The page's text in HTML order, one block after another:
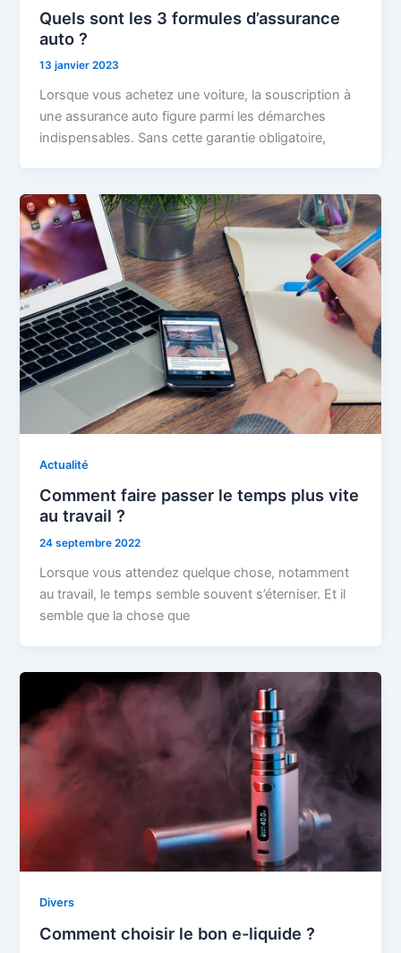
Quels sont les 3 formules d’assurance
auto ?
13 janvier 2023
Lorsque vous achetez une voiture, la souscription à
une assurance auto figure parmi les démarches
indispensables. Sans cette garantie obligatoire,
Actualité
Comment faire passer le temps plus vite
au travail ?
24 septembre 2022
Lorsque vous attendez quelque chose, notamment
au travail, le temps semble souvent s’éterniser. Et il
semble que la chose que
Divers
Comment choisir le bon e-liquide ?